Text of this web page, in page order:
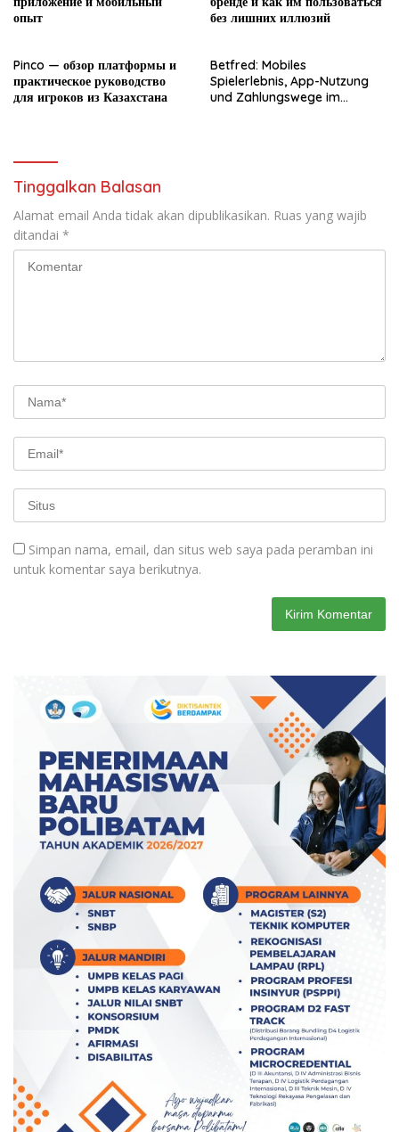
опыт
без лишних иллюзий
Pinco — обзор платформы и
практическое руководство
для игроков из Казахстана
Betfred: Mobiles
Spielerlebnis, App-Nutzung
und Zahlungswege im
Tinggalkan Balasan
Alamat email Anda tidak akan dipublikasikan. Ruas yang wajib
ditandai *
Simpan nama, email, dan situs web saya pada peramban ini
untuk komentar saya berikutnya.